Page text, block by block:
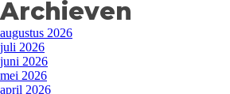
Archieven
augustus 2026
juli 2026
juni 2026
mei 2026
april 2026